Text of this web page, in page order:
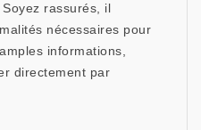
rassurés, il
nécessaires pour
informations,
directement par